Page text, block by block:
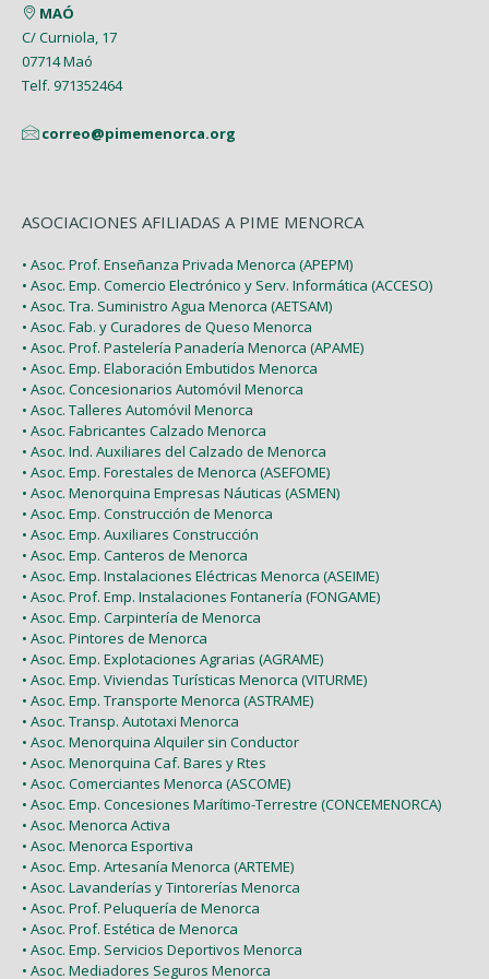
Febrero (6)
Enero (2)
MAÓ
C/ Curniola, 17
07714 Maó
Telf. 971352464
correo@pimemenorca.org
ASOCIACIONES AFILIADAS A PIME MENORCA
• Asoc. Prof. Enseñanza Privada Menorca (APEPM)
• Asoc. Emp. Comercio Electrónico y Serv. Informática (ACCESO)
• Asoc. Tra. Suministro Agua Menorca (AETSAM)
• Asoc. Fab. y Curadores de Queso Menorca
• Asoc. Prof. Pastelería Panadería Menorca (APAME)
• Asoc. Emp. Elaboración Embutidos Menorca
• Asoc. Concesionarios Automóvil Menorca
• Asoc. Talleres Automóvil Menorca
• Asoc. Fabricantes Calzado Menorca
• Asoc. Ind. Auxiliares del Calzado de Menorca
• Asoc. Emp. Forestales de Menorca (ASEFOME)
• Asoc. Menorquina Empresas Náuticas (ASMEN)
• Asoc. Emp. Construcción de Menorca
• Asoc. Emp. Auxiliares Construcción
• Asoc. Emp. Canteros de Menorca
• Asoc. Emp. Instalaciones Eléctricas Menorca (ASEIME)
• Asoc. Prof. Emp. Instalaciones Fontanería (FONGAME)
• Asoc. Emp. Carpintería de Menorca
• Asoc. Pintores de Menorca
• Asoc. Emp. Explotaciones Agrarias (AGRAME)
• Asoc. Emp. Viviendas Turísticas Menorca (VITURME)
• Asoc. Emp. Transporte Menorca (ASTRAME)
• Asoc. Transp. Autotaxi Menorca
• Asoc. Menorquina Alquiler sin Conductor
• Asoc. Menorquina Caf. Bares y Rtes
• Asoc. Comerciantes Menorca (ASCOME)
• Asoc. Emp. Concesiones Marítimo-Terrestre (CONCEMENORCA)
• Asoc. Menorca Activa
• Asoc. Menorca Esportiva
• Asoc. Emp. Artesanía Menorca (ARTEME)
• Asoc. Lavanderías y Tintorerías Menorca
• Asoc. Prof. Peluquería de Menorca
• Asoc. Prof. Estética de Menorca
• Asoc. Emp. Servicios Deportivos Menorca
• Asoc. Mediadores Seguros Menorca